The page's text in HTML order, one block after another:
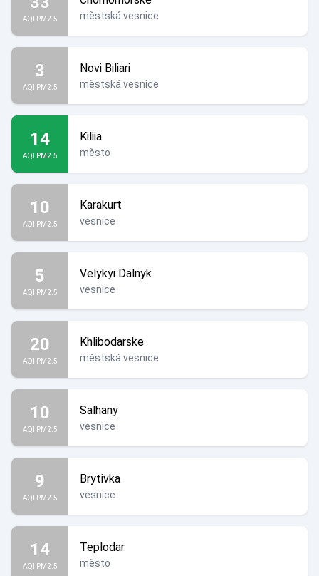
AQI PM2.5 městská vesnice
3
AQI PM2.5
Novi Biliari
městská vesnice
14
AQI PM2.5
Kiliia
město
10
AQI PM2.5
Karakurt
vesnice
5
AQI PM2.5
Velykyi Dalnyk
vesnice
20
AQI PM2.5
Khlibodarske
městská vesnice
10
AQI PM2.5
Salhany
vesnice
9
AQI PM2.5
Brytivka
vesnice
14
AQI PM2.5
Teplodar
město